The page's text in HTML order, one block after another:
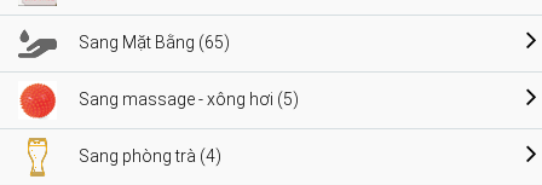
Sang Mặt Bằng (65)
Sang massage - xông hơi (5)
Sang phòng trà (4)